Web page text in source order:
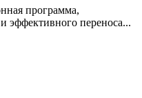
программа,
эффективного переноса...